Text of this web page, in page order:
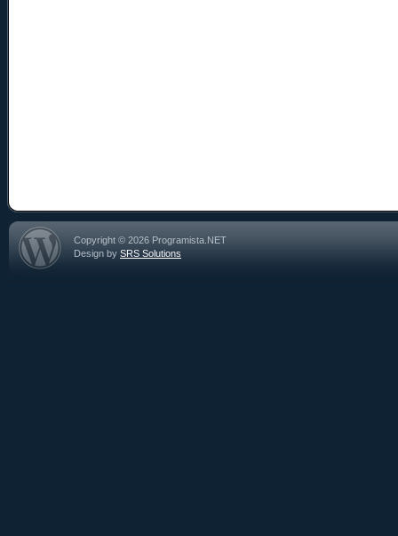
Copyright © 2026 Programista.NET
Design by SRS Solutions